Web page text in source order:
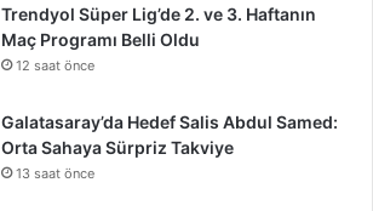
Trendyol Süper Lig’de 2. ve 3. Haftanın
Maç Programı Belli Oldu
12 saat önce
Galatasaray’da Hedef Salis Abdul Samed:
Orta Sahaya Sürpriz Takviye
13 saat önce